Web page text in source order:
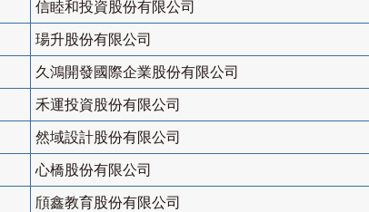
信睦和投資股份有限公司
瑒升股份有限公司
久鴻開發國際企業股份有限公司
禾運投資股份有限公司
然域設計股份有限公司
心橋股份有限公司
頎鑫教育股份有限公司